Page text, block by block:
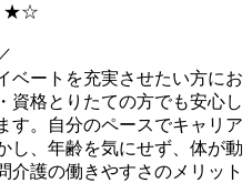
★☆
ベートを充実させたい方にお
資格とりたての方でも安心し
す。自分のペースでキャリア
し、年齢を気にせず、体が動
介護の働きやすさのメリット